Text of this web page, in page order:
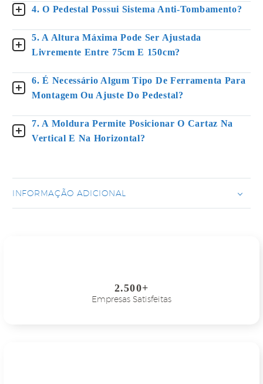
4. O Pedestal Possui Sistema Anti-Tombamento?
5. A Altura Máxima Pode Ser Ajustada
Livremente Entre 75cm E 150cm?
6. É Necessário Algum Tipo De Ferramenta Para
Montagem Ou Ajuste Do Pedestal?
7. A Moldura Permite Posicionar O Cartaz Na
Vertical E Na Horizontal?
INFORMAÇÃO ADICIONAL
2.500+
Empresas Satisfeitas